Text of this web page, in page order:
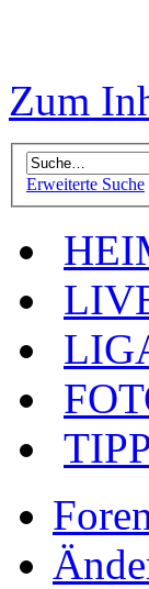
Zum
Erweiterte Suche